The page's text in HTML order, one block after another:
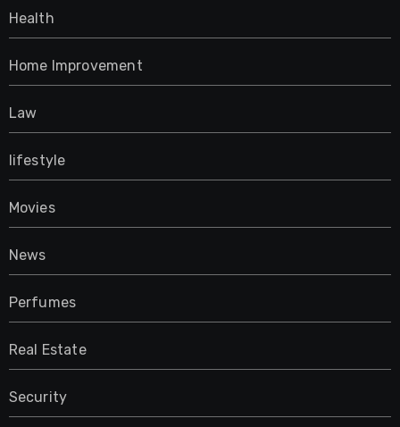
Health
Home Improvement
Law
lifestyle
Movies
News
Perfumes
Real Estate
Security